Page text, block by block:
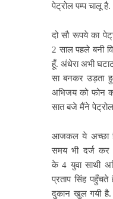
पेट्रोल पम्प चालू है.
दो सौ रूपये का
2 साल पहले बनी
हूँ. अंधेरा अभी
सा बनकर उड़ता
अभिजय को फोन
सात बजे मैंने पेट्रोल
आजकल ये अच्छा है
समय भी दर्ज कर
के 4 युवा साथी
प्रताप सिंह
दुकान खुल गयी है.